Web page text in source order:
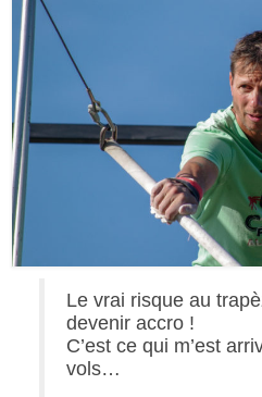
Le vrai risque au
devenir accro !
C’est ce qui m’est
vols…